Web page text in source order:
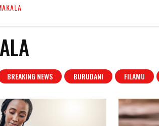
BREAKING NEWS BURUDANI FILAMU